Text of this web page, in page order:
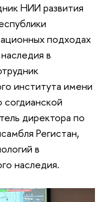
НИИ развития
подходах
в
института имени
согдианской
директора по
Регистан,
в
наследия.